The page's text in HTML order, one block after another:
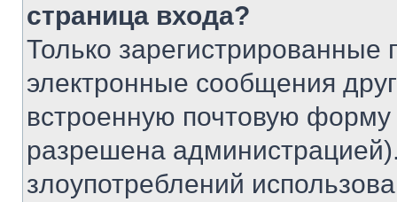
страница входа?
Только зарегистрированные
электронные сообщения
встроенную почтовую
разрешена
злоупотреблений